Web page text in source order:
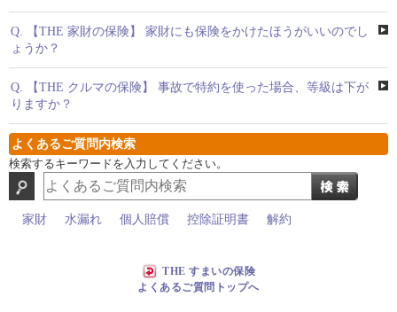
Q.
【THE 家財の保険】 家財にも保険をかけたほうがいいのでし
ょうか？
Q.
【THE クルマの保険】 事故で特約を使った場合、等級は下が
りますか？
よくあるご質問内検索
検索するキーワードを入力してください。
家財 水漏れ 個人賠償 控除証明書 解約
THE すまいの保険
よくあるご質問トップへ